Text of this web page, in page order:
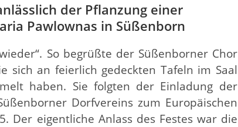
der Pflanzung einer
Pawlownas in Süßenborn
So begrüßte der Süßenborner Chor
sich an feierlich gedeckten Tafeln im Saal
haben. Sie folgten der Einladung der
Dorfvereins zum Europäischen
Der eigentliche Anlass des Festes war die